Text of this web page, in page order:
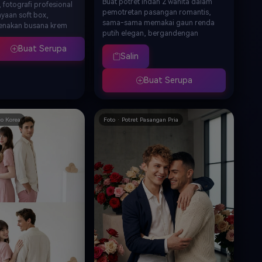
fotografi profesional
soft box,
busana krem
berdekatan di sofa
dikelilingi buket mawar
kedalaman bidang
Buat Serupa
Buat potret indah 2 wanita dalam
pemotretan pasangan romantis,
sama-sama memakai gaun renda
putih elegan, bergandengan
tangan dan saling menatap penuh
cinta, dikelilingi mawar pink dan
putih, pencahayaan alami dari
jendela, suasana intim dan lembut,
kualitas fotografi profesional,
Salin
Buat Serupa
Korea Foto · Potret Pasangan Pria